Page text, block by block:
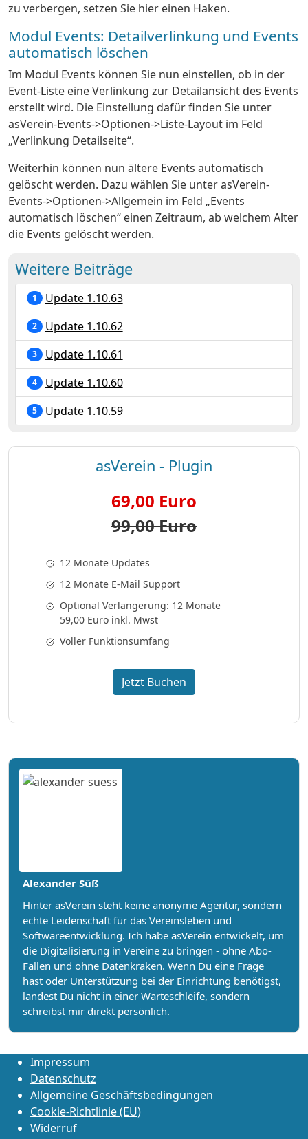
zu verbergen, setzen Sie hier einen Haken.
Modul Events: Detailverlinkung und Events
automatisch löschen
Im Modul Events können Sie nun einstellen, ob in der
Event-Liste eine Verlinkung zur Detailansicht des Events
erstellt wird. Die Einstellung dafür finden Sie unter
asVerein-Events->Optionen->Liste-Layout im Feld
„Verlinkung Detailseite“.
Weiterhin können nun ältere Events automatisch
gelöscht werden. Dazu wählen Sie unter asVerein-
Events->Optionen->Allgemein im Feld „Events
automatisch löschen“ einen Zeitraum, ab welchem Alter
die Events gelöscht werden.
Weitere Beiträge
1 Update 1.10.63
2 Update 1.10.62
3 Update 1.10.61
4 Update 1.10.60
5 Update 1.10.59
asVerein - Plugin
69,00 Euro
99,00 Euro
12 Monate Updates
12 Monate E-Mail Support
Optional Verlängerung: 12 Monate
59,00 Euro inkl. Mwst
Voller Funktionsumfang
Jetzt Buchen
Alexander Süß
Hinter asVerein steht keine anonyme Agentur, sondern
echte Leidenschaft für das Vereinsleben und
Softwareentwicklung. Ich habe asVerein entwickelt, um
die Digitalisierung in Vereine zu bringen - ohne Abo-
Fallen und ohne Datenkraken. Wenn Du eine Frage
hast oder Unterstützung bei der Einrichtung benötigst,
landest Du nicht in einer Warteschleife, sondern
schreibst mir direkt persönlich.
Impressum
Datenschutz
Allgemeine Geschäftsbedingungen
Cookie-Richtlinie (EU)
Widerruf